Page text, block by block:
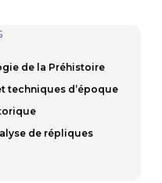
de la Préhistoire
techniques d’époque
de répliques